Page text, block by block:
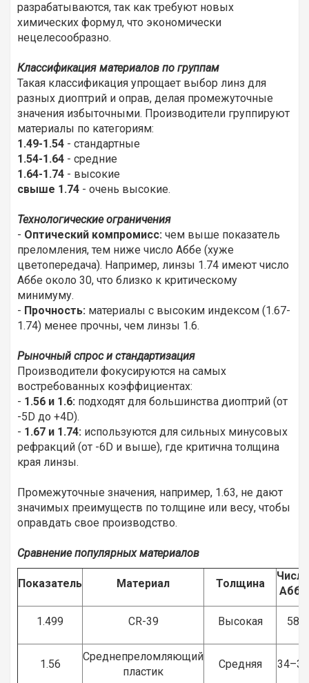
разрабатываются, так как требуют новых
химических формул, что экономически
нецелесообразно.
Классификация материалов по группам
Такая классификация упрощает выбор линз для
разных диоптрий и оправ, делая промежуточные
значения избыточными. Производители группируют
материалы по категориям:
1.49-1.54 - стандартные
1.54-1.64 - средние
1.64-1.74 - высокие
свыше 1.74 - очень высокие.
Технологические ограничения
- Оптический компромисс: чем выше показатель
преломления, тем ниже число Аббе (хуже
цветопередача). Например, линзы 1.74 имеют число
Аббе около 30, что близко к критическому
минимуму.
- Прочность: материалы с высоким индексом (1.67-
1.74) менее прочны, чем линзы 1.6.
Рыночный спрос и стандартизация
Производители фокусируются на самых
востребованных коэффициентах:
- 1.56 и 1.6: подходят для большинства диоптрий (от
-5D до +4D).
- 1.67 и 1.74: используются для сильных минусовых
рефракций (от -6D и выше), где критична толщина
края линзы.
Промежуточные значения, например, 1.63, не дают
значимых преимуществ по толщине или весу, чтобы
оправдать свое производство.
Сравнение популярных материалов
Показатель Материал Толщина
Число
Аббе
1.499 CR-39 Высокая 58
1.56
Среднепреломляющий
пластик
Средняя 34–38